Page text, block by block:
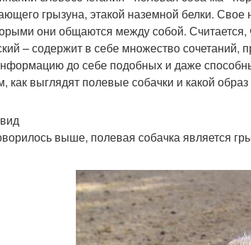
грызуна, этакой наземной белки.
они общаются между собой. Считается,
– содержит в себе множество
до себе подобных и даже
как выглядят полевые собачки и какой
выше, полевая собачка является